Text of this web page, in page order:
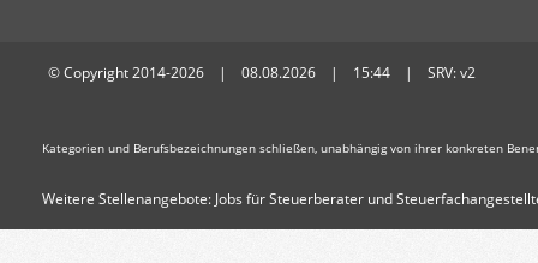
© Copyright 2014-2026 | 08.08.2026 | 15:44 | SRV: v2
Kategorien und Berufsbezeichnungen schließen, unabhängig von ihrer konkreten
Weitere Stellenangebote: Jobs für Steuerberater und